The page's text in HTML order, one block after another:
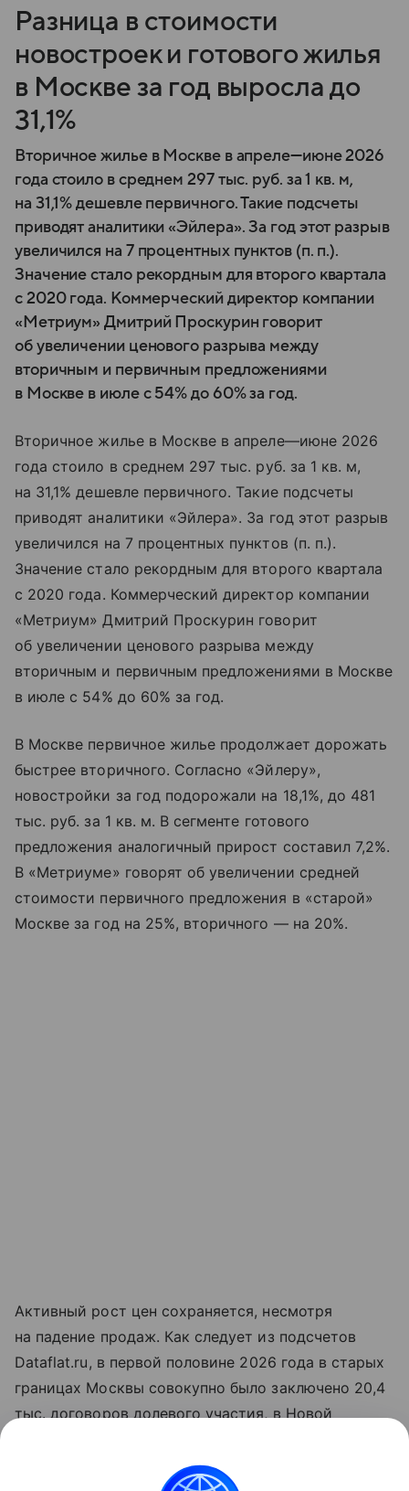
Разница в стоимости
новостроек и готового жилья
в Москве за год выросла до
31,1%
Вторичное жилье в Москве в апреле—июне 2026
года стоило в среднем 297 тыс. руб. за 1 кв. м,
на 31,1% дешевле первичного. Такие подсчеты
приводят аналитики «Эйлера». За год этот разрыв
увеличился на 7 процентных пунктов (п. п.).
Значение стало рекордным для второго квартала
с 2020 года. Коммерческий директор компании
«Метриум» Дмитрий Проскурин говорит
об увеличении ценового разрыва между
вторичным и первичным предложениями
в Москве в июле с 54% до 60% за год.
Вторичное жилье в Москве в апреле—июне 2026
года стоило в среднем 297 тыс. руб. за 1 кв. м,
на 31,1% дешевле первичного. Такие подсчеты
приводят аналитики «Эйлера». За год этот разрыв
увеличился на 7 процентных пунктов (п. п.).
Значение стало рекордным для второго квартала
с 2020 года. Коммерческий директор компании
«Метриум» Дмитрий Проскурин говорит
об увеличении ценового разрыва между
вторичным и первичным предложениями в Москве
в июле с 54% до 60% за год.
В Москве первичное жилье продолжает дорожать
быстрее вторичного. Согласно «Эйлеру»,
новостройки за год подорожали на 18,1%, до 481
тыс. руб. за 1 кв. м. В сегменте готового
предложения аналогичный прирост составил 7,2%.
В «Метриуме» говорят об увеличении средней
стоимости первичного предложения в «старой»
Москве за год на 25%, вторичного — на 20%.
Активный рост цен сохраняется, несмотря
на падение продаж. Как следует из подсчетов
Dataflat.ru, в первой половине 2026 года в старых
границах Москвы совокупно было заключено 20,4
тыс. договоров долевого участия, в Новой
сократились на 29% и 46% соответственно.